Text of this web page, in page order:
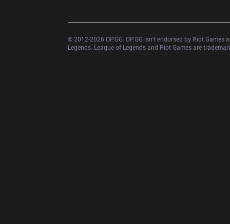
© 2012-2026 OP.GG. OP.GG isn’t endorsed by Riot
Legends. League of Legends and Riot Games are